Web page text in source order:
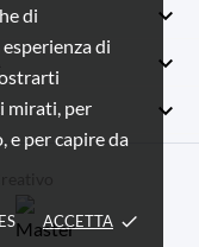
di
di
mirati, per
e per capire da
ACCETTA done


